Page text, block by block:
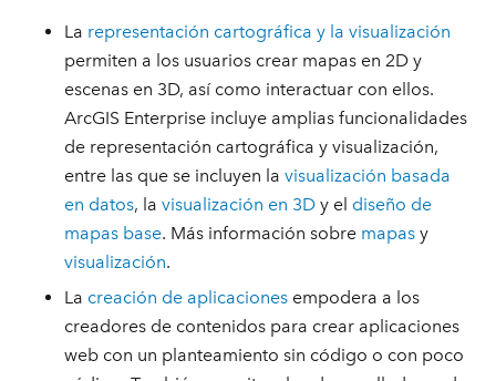
La representación cartográfica y la visualización
permiten a los usuarios crear mapas en 2D y
escenas en 3D, así como interactuar con ellos.
ArcGIS Enterprise incluye amplias funcionalidades
de representación cartográfica y visualización,
entre las que se incluyen lavisualización basada
en datos, lavisualización en 3D y el diseño de
mapas base. Más información sobre mapas y
visualización.
La creación de aplicaciones empodera a los
creadores de contenidos para crear aplicaciones
web con un planteamiento sin código o con poco